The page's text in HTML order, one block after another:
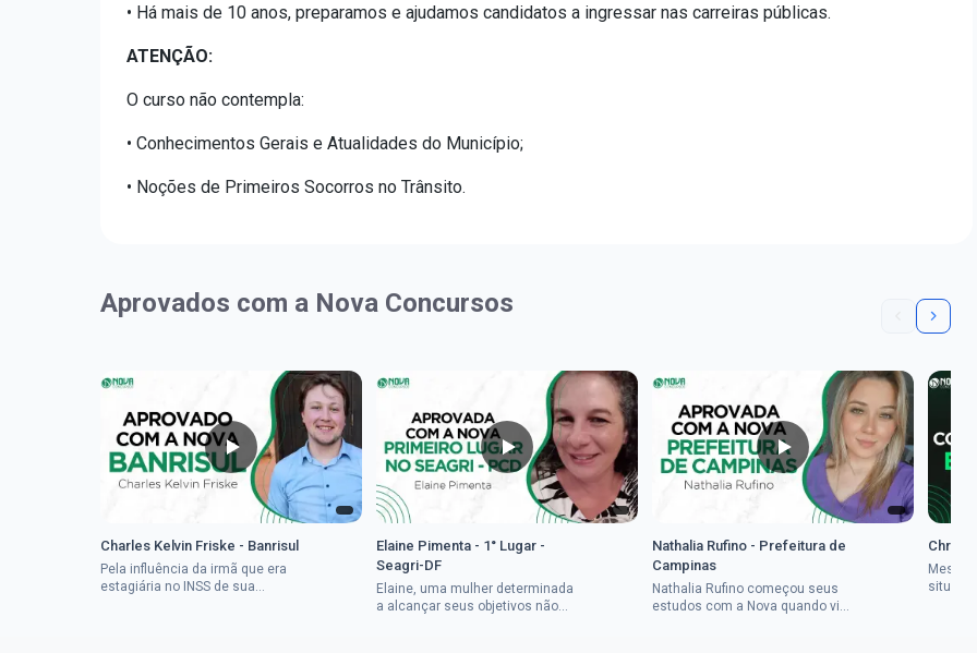
• Há mais de 10 anos, preparamos e ajudamos candidatos a ingressar nas carreiras públicas.
ATENÇÃO:
O curso não contempla:
• Conhecimentos Gerais e Atualidades do Município;
• Noções de Primeiros Socorros no Trânsito.
Aprovados com a Nova Concursos
Charles Kelvin Friske - Banrisul
Pela influência da irmã que era
estagiária no INSS de sua
Elaine Pimenta - 1° Lugar -
Seagri-DF
Elaine, uma mulher determinada
a alcançar seus objetivos não
Nathalia Rufino - Prefeitura de
Campinas
Nathalia Rufino começou seus
estudos com a Nova quando viu
Mesmo